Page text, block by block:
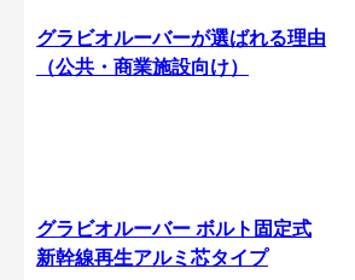
グラビオルーバーが選ばれる理由
（公共・商業施設向け）
グラビオルーバー ボルト固定式
新幹線再生アルミ芯タイプ